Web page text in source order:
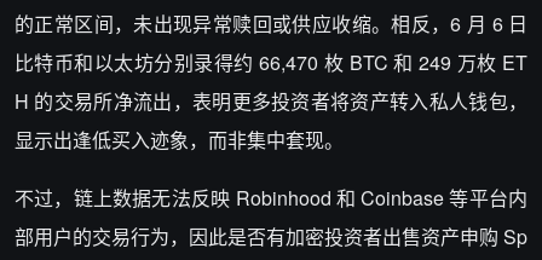
的正常区间，未出现异常赎回或供应收缩。相反，6 月 6 日
比特币和以太坊分别录得约 66,470 枚 BTC 和 249 万枚 ET
H 的交易所净流出，表明更多投资者将资产转入私人钱包，
显示出逢低买入迹象，而非集中套现。
不过，链上数据无法反映 Robinhood 和 Coinbase 等平台内
部用户的交易行为，因此是否有加密投资者出售资产申购 Sp